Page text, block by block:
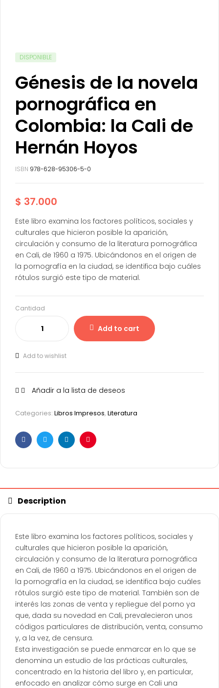
DISPONIBLE
Génesis de la novela
pornográfica en
Colombia: la Cali de
Hernán Hoyos
ISBN 978-628-95306-5-0
$ 37.000
Este libro examina los factores políticos, sociales y
culturales que hicieron posible la aparición,
circulación y consumo de la literatura pornográfica
en Cali, de 1960 a 1975. Ubicándonos en el origen de
la pornografía en la ciudad, se identifica bajo cuáles
rótulos surgió este tipo de material.
Cantidad
Add to cart
Add to wishlist
Añadir a la lista de deseos
Categories: Libros Impresos, Literatura
FacebookTwitterLinkedinPinterest
Description
Este libro examina los factores políticos, sociales y
culturales que hicieron posible la aparición,
circulación y consumo de la literatura pornográfica
en Cali, de 1960 a 1975. Ubicándonos en el origen de
la pornografía en la ciudad, se identifica bajo cuáles
rótulos surgió este tipo de material. También son de
interés las zonas de venta y repliegue del porno ya
que, dada su novedad en Cali, prevalecieron unos
códigos particulares de distribución, venta, consumo
y, a la vez, de censura.
Esta investigación se puede enmarcar en lo que se
denomina un estudio de las prácticas culturales,
concentrado en la historia del libro y, en particular,
enfocado en analizar cómo surge en Cali una